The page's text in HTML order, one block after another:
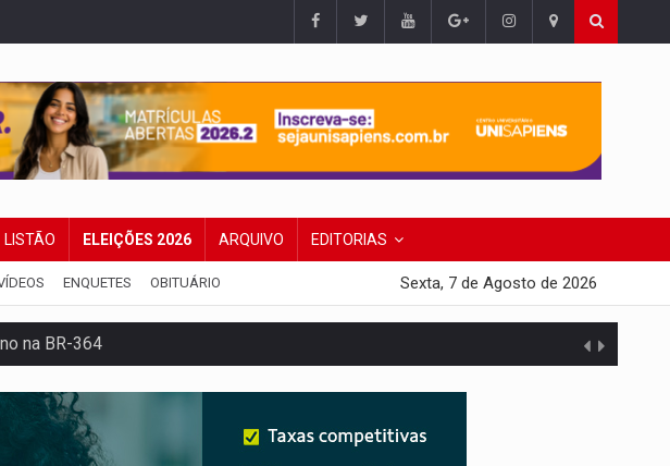
LISTÃO ELEIÇÕES 2026 ARQUIVO EDITORIAS
ENQUETES OBITUÁRIO Sexta, 7 de Agosto de 2026
na BR-364
de cargas por empresa